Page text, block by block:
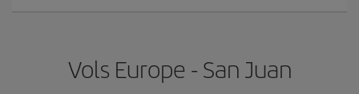
Vols Europe - San Juan